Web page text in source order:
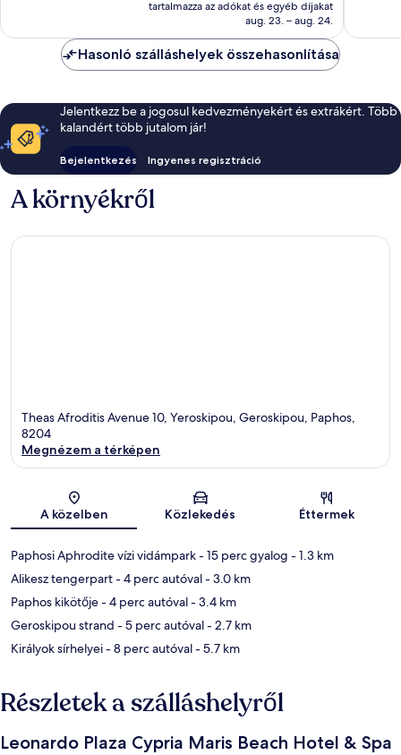
72 433 Ft
tartalmazza az adókat és egyéb díjakat
aug. 23. – aug. 24.
Hasonló szálláshelyek összehasonlítása
Jelentkezz be a jogosul kedvezményekért és extrákért. Több
kalandért több jutalom jár!
Bejelentkezés Ingyenes regisztráció
A környékről
Theas Afroditis Avenue 10, Yeroskipou, Geroskipou, Paphos,
8204
Megnézem a térképen
A közelben Közlekedés Éttermek
Paphosi Aphrodite vízi vidámpark- 15 perc gyalog - 1.3 km
Alikesz tengerpart- 4 perc autóval- 3.0 km
Paphos kikötője- 4 perc autóval- 3.4 km
Geroskipou strand - 5 perc autóval- 2.7 km
Királyok sírhelyei- 8 perc autóval- 5.7 km
Részletek a szálláshelyről
Leonardo Plaza Cypria Maris Beach Hotel & Spa